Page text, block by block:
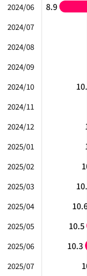
2024/06 8.9
2024/07
2024/08
2024/09
2024/10
2024/11
2024/12
2025/01
2025/02
2025/03
2025/04
2025/05 10.5
2025/06 10.3
2025/07